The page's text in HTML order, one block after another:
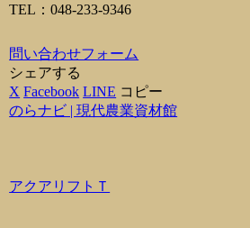
TEL：048-233-9346
問い合わせフォーム
シェアする
X Facebook LINE コピー
のらナビ | 現代農業資材館
アクアリフトＴ